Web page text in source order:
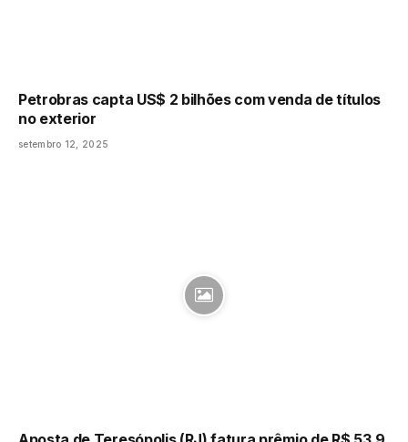
Petrobras capta US$ 2 bilhões com venda de títulos
no exterior
setembro 12, 2025